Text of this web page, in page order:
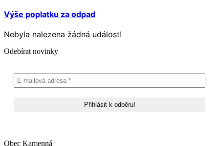
Výše poplatku za odpad
Nebyla nalezena žádná událost!
Odebírat novinky
Obec Kamenná